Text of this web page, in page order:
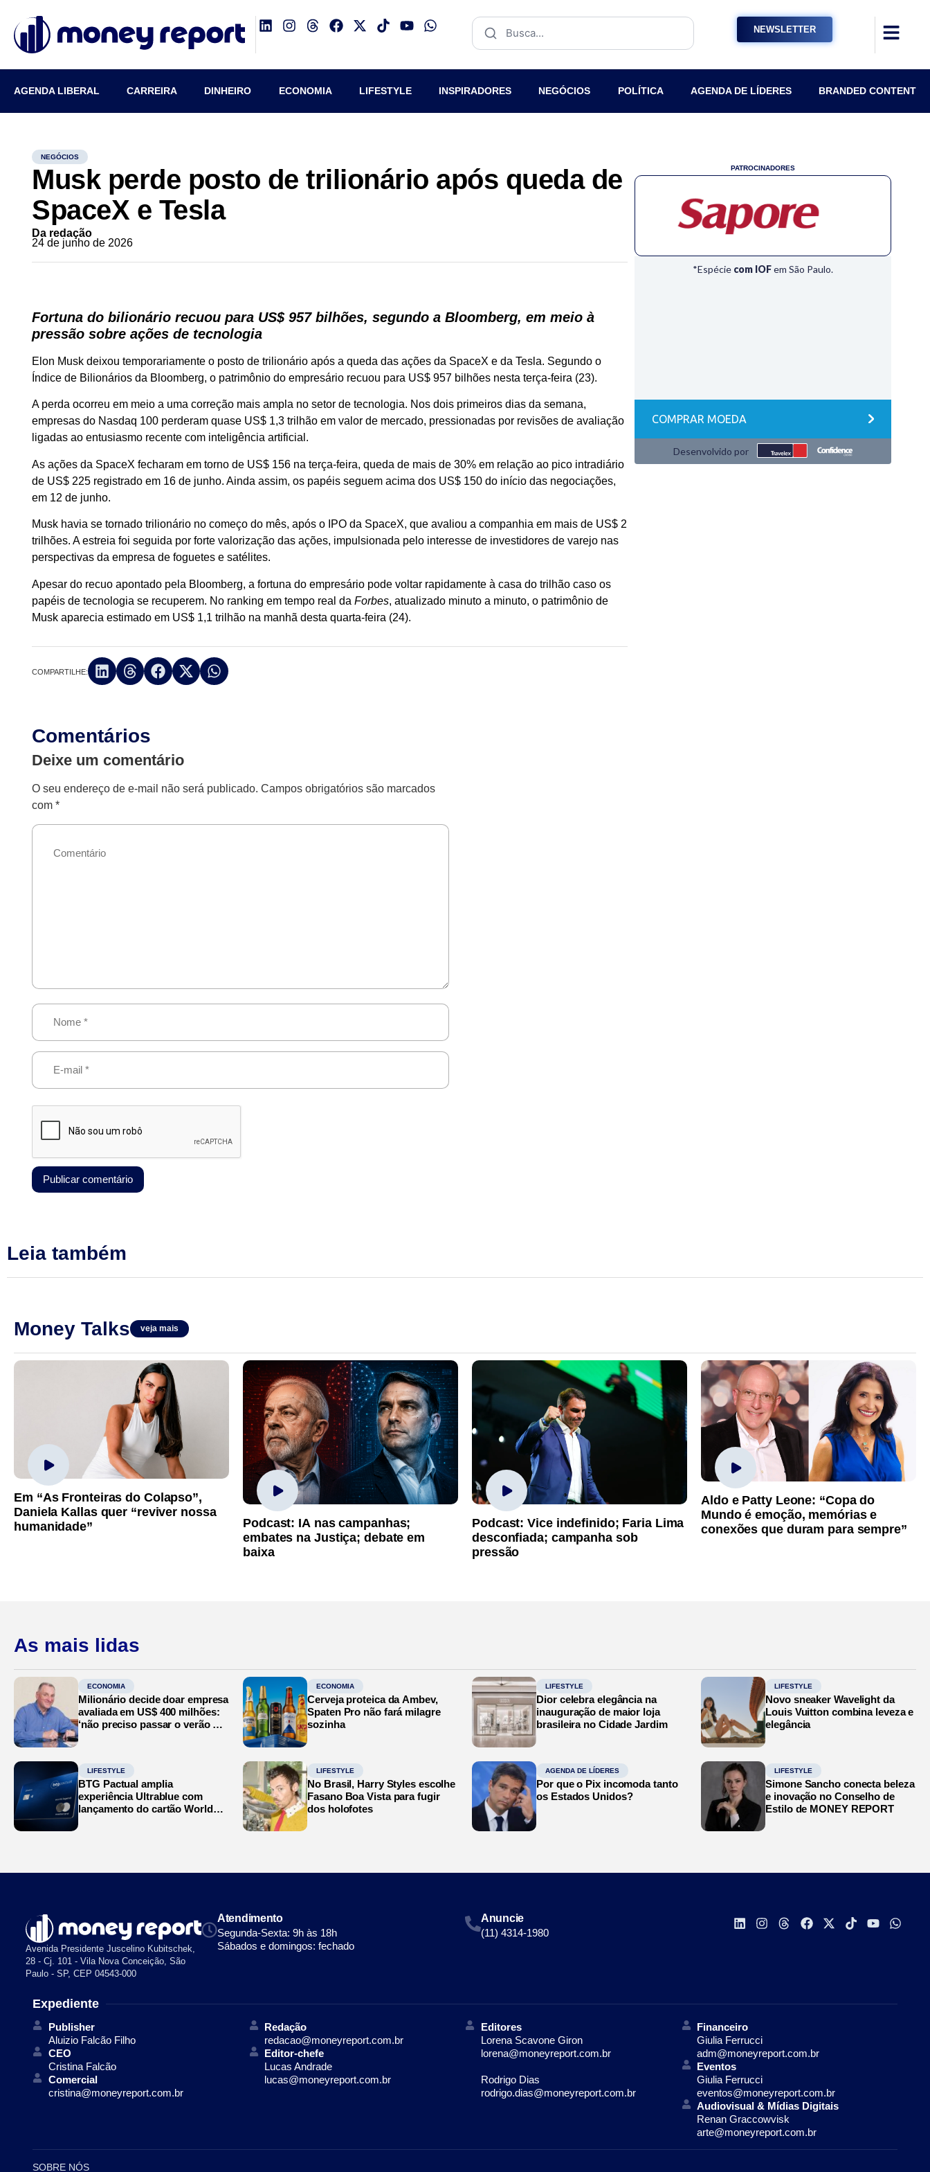
NEWSLETTER
AGENDA LIBERAL CARREIRA DINHEIRO ECONOMIA LIFESTYLE INSPIRADORES NEGÓCIOS POLÍTICA AGENDA DE LÍDERES BRANDED CONTENT
NEGÓCIOS
Musk perde posto de trilionário após queda de
SpaceX e Tesla
Da redação
24 de junho de 2026
Fortuna do bilionário recuou para US$ 957 bilhões, segundo a Bloomberg, em meio à
pressão sobre ações de tecnologia
Elon Musk deixou temporariamente o posto de trilionário após a queda das ações da SpaceX e da Tesla. Segundo o
Índice de Bilionários da Bloomberg, o patrimônio do empresário recuou para US$ 957 bilhões nesta terça-feira (23).
A perda ocorreu em meio a uma correção mais ampla no setor de tecnologia. Nos dois primeiros dias da semana,
empresas do Nasdaq 100 perderam quase US$ 1,3 trilhão em valor de mercado, pressionadas por revisões de avaliação
ligadas ao entusiasmo recente com inteligência artificial.
As ações da SpaceX fecharam em torno de US$ 156 na terça-feira, queda de mais de 30% em relação ao pico intradiário
de US$ 225 registrado em 16 de junho. Ainda assim, os papéis seguem acima dos US$ 150 do início das negociações,
em 12 de junho.
Musk havia se tornado trilionário no começo do mês, após o IPO da SpaceX, que avaliou a companhia em mais de US$ 2
trilhões. A estreia foi seguida por forte valorização das ações, impulsionada pelo interesse de investidores de varejo nas
perspectivas da empresa de foguetes e satélites.
Apesar do recuo apontado pela Bloomberg, a fortuna do empresário pode voltar rapidamente à casa do trilhão caso os
papéis de tecnologia se recuperem. No ranking em tempo real daForbes, atualizado minuto a minuto, o patrimônio de
Musk aparecia estimado em US$ 1,1 trilhão na manhã desta quarta-feira (24).
COMPARTILHE:
Comentários
Deixe um comentário
O seu endereço de e-mail não será publicado. Campos obrigatórios são marcados
com*
PATROCINADORES
Leia também
Money Talks veja mais
Em “As Fronteiras do Colapso”,
Daniela Kallas quer “reviver nossa
humanidade”
Podcast: IA nas campanhas;
embates na Justiça; debate em
baixa
Podcast: Vice indefinido; Faria Lima
desconfiada; campanha sob
pressão
Aldo e Patty Leone: “Copa do
Mundo é emoção, memórias e
conexões que duram para sempre”
As mais lidas
ECONOMIA
Milionário decide doar empresa
avaliada em US$ 400 milhões:
‘não preciso passar o verão no
ECONOMIA
Cerveja proteica da Ambev,
Spaten Pro não fará milagre
sozinha
LIFESTYLE
Dior celebra elegância na
inauguração de maior loja
brasileira no Cidade Jardim
LIFESTYLE
Novo sneaker Wavelight da
Louis Vuitton combina leveza e
elegância
LIFESTYLE
BTG Pactual amplia
experiência Ultrablue com
lançamento do cartão World
LIFESTYLE
No Brasil, Harry Styles escolhe
Fasano Boa Vista para fugir
dos holofotes
AGENDA DE LÍDERES
Por que o Pix incomoda tanto
os Estados Unidos?
LIFESTYLE
Simone Sancho conecta beleza
e inovação no Conselho de
Estilo de MONEY REPORT
Avenida Presidente Juscelino Kubitschek,
28 - Cj. 101 - Vila Nova Conceição, São
Paulo - SP, CEP 04543-000
Atendimento
Segunda-Sexta: 9h às 18h
Sábados e domingos: fechado
Anuncie
(11) 4314-1980
Expediente
Publisher
Aluizio Falcão Filho
CEO
Cristina Falcão
Comercial
cristina@moneyreport.com.br
Redação
redacao@moneyreport.com.br
Editor-chefe
Lucas Andrade
lucas@moneyreport.com.br
Editores
Lorena Scavone Giron
lorena@moneyreport.com.br
Rodrigo Dias
rodrigo.dias@moneyreport.com.br
Financeiro
Giulia Ferrucci
adm@moneyreport.com.br
Eventos
Giulia Ferrucci
eventos@moneyreport.com.br
Audiovisual & Mídias Digitais
Renan Graccowvisk
arte@moneyreport.com.br
SOBRE NÓS